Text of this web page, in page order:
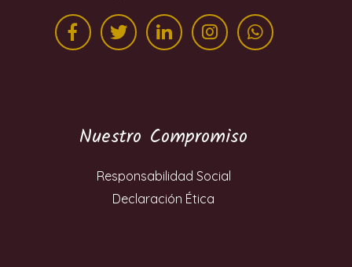
Nuestro Compromiso
Responsabilidad Social
Declaración Ética